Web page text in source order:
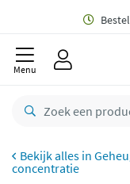
Menu
concentratie